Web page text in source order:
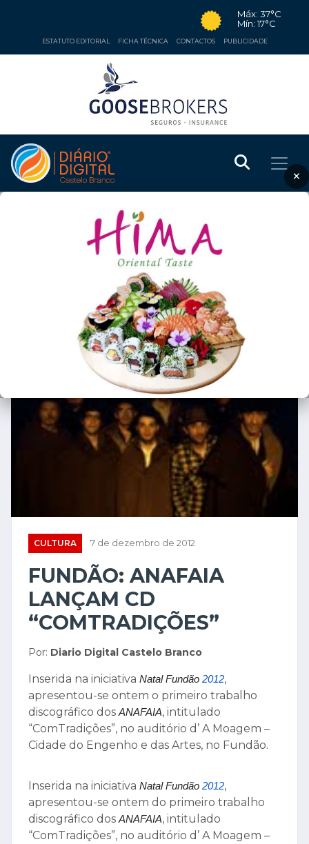
Máx: 37°C
Mín: 17°C
ESTATUTO EDITORIAL FICHA TÉCNICA CONTACTOS PUBLICIDADE
×
CULTURA 7 de dezembro de 2012
FUNDÃO: ANAFAIA
LANÇAM CD
“COMTRADIÇÕES”
Por: Diario Digital Castelo Branco
Inserida na iniciativa Natal Fundão 2012,
apresentou-se ontem o primeiro trabalho
discográfico dos ANAFAIA, intitulado
“ComTradições”, no auditório d’ A Moagem –
Cidade do Engenho e das Artes, no Fundão.
Inserida na iniciativa Natal Fundão 2012,
apresentou-se ontem do primeiro trabalho
discográfico dos ANAFAIA, intitulado
“ComTradições”, no auditório d’ A Moagem –